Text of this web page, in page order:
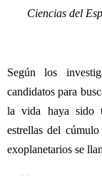
Ciencias del
Según los
candidatos para
la vida haya sido
estrellas del
exoplanetarios se